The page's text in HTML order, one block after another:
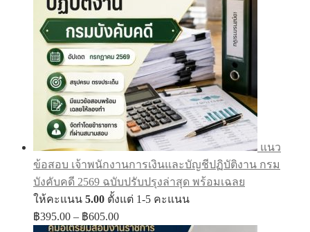
แนว
ข้อสอบ เจ้าพนักงานการเงินและบัญชีปฏิบัติงาน กรม
บังคับคดี 2569 ฉบับปรับปรุงล่าสุด พร้อมเฉลย
ให้คะแนน 5.00 ตั้งแต่ 1-5 คะแนน
฿395.00 – ฿605.00Price
range: